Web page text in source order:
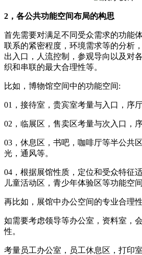
2，各公共功能空间布局的构思
首先需要对满足不同受众需求的功能
联系的紧密程度，环境需求等的分析
出入口，人流控制，参观导向以及对
织和串联的最大合理性等。
比如，博物馆空间中的功能空间:
01，接待室，贵宾室考量与入口，序
02，临展区，售卖区考量与次入口，
03，休息区，书吧，咖啡厅等半公共
光，通风等。
04，根据展馆性质，定位和受众特征
儿童活动区，青少年体验区等功能空间
再比如，展馆中办公空间的专业合理性
如需要考虑领导等办公室，资料室，
性。
考量员工办公室，员工休息区，打印